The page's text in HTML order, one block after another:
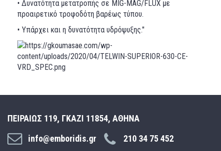
• Δυνατότητα μετατροπής σε MIG-MAG/FLUX με
προαιρετικό τροφοδότη βαρέως τύπου.
• Υπάρχει και η δυνατότητα υδρόψυξης."
ΠΕΙΡΑΙΩΣ 119, ΓΚΑΖΙ 11854, ΑΘΗΝΑ
info@emboridis.gr
210 34 75 452